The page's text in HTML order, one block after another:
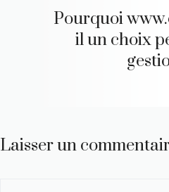
Pourquoi
il un choix
Laisser un